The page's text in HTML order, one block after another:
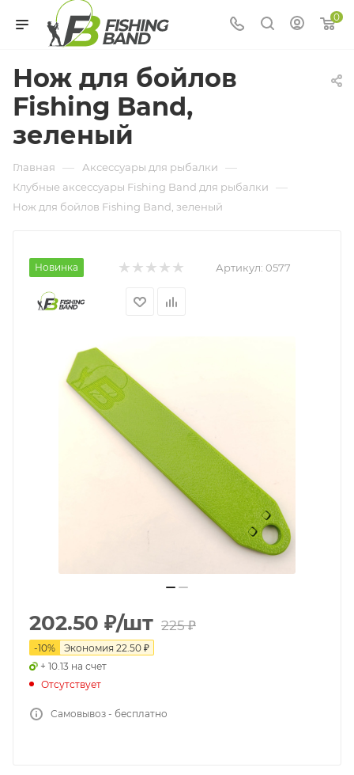
0
Нож для бойлов
Fishing Band,
зеленый
Главная — Аксессуары для рыбалки —
Клубные аксессуары Fishing Band для рыбалки —
Нож для бойлов Fishing Band, зеленый
Новинка Артикул: 0577
202.50 ₽/шт 225₽
-10% Экономия 22.50 ₽
+ 10.13 на счет
Отсутствует
Самовывоз - бесплатно